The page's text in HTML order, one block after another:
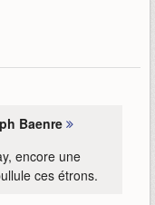
Baenre
encore une
ces étrons.